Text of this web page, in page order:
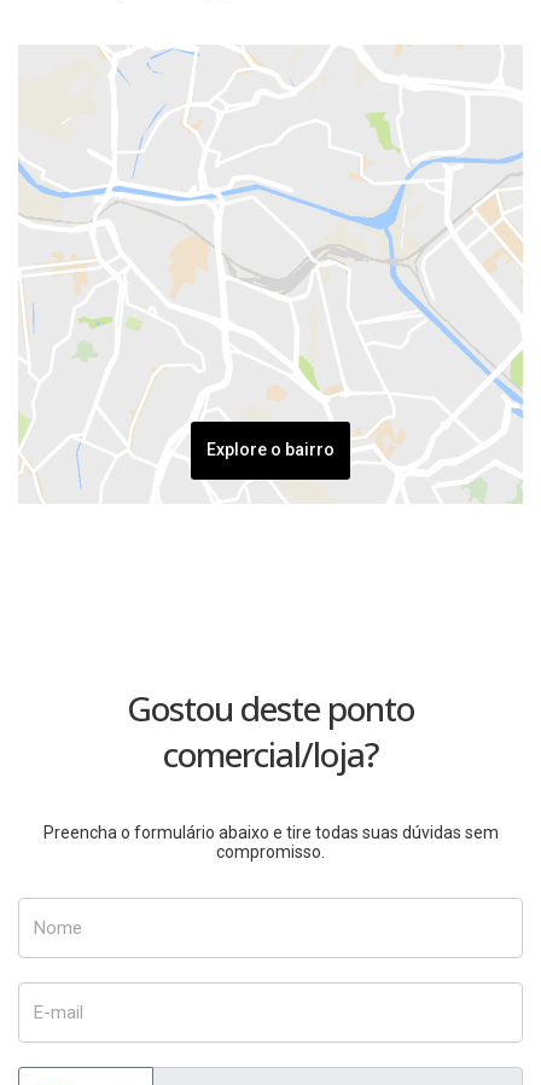
Explore o bairro
Gostou deste ponto
comercial/loja?
Preencha o formulário abaixo e tire todas suas dúvidas sem
compromisso.